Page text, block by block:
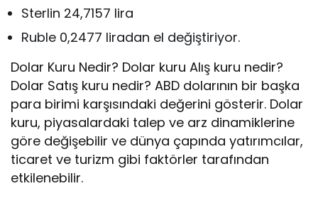
Sterlin 24,7157 lira
Ruble 0,2477 liradan el değiştiriyor.
Dolar Kuru Nedir? Dolar kuru Alış kuru nedir?
Dolar Satış kuru nedir? ABD dolarının bir başka
para birimi karşısındaki değerini gösterir. Dolar
kuru, piyasalardaki talep ve arz dinamiklerine
göre değişebilir ve dünya çapında yatırımcılar,
ticaret ve turizm gibi faktörler tarafından
etkilenebilir.